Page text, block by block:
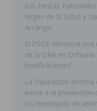
[ 06/08/
[ 06/08/
pedanías
sus Fiestas
Virgen de la Salud y
Arcángel
El PSOE denuncia
de la ORA en Orihuela
bonificaciones’
La Diputación destina
euros a la prevención
los municipios